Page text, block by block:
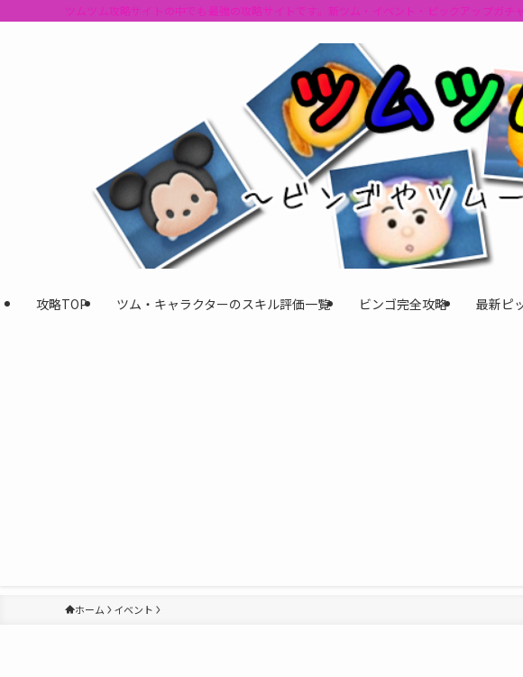
ツムツム攻略サイトの中でも最強の攻略サイトです。新ツム・イベント・ピックアップガ
攻略TOP ツム・キャラクターのスキル評価一覧 ビンゴ完全攻略 最新ピ
ホーム イベント